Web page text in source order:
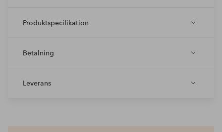
Produktspecifikation
Betalning
Leverans